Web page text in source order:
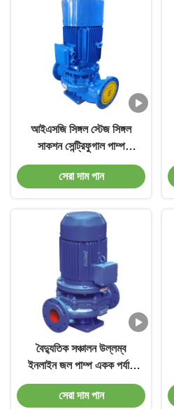
আইএসজি সিঙ্গল স্টেজ সিঙ্গল
সাকশন সেন্ট্রিফুগাল পাম্প
পাইপলাইন সেন্ট্রিফুগাল পাম্প
সেরা দাম পান
বৈদ্যুতিক সঞ্চালন উল্লম্ব
ইনলাইন জল পাম্প একক পর্যায়
OEM
সেরা দাম পান